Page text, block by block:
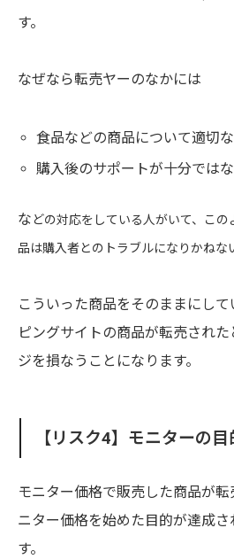
す。
なぜなら転売ヤーのなかには
食品などの商品について適切
購入後のサポートが十分では
などの対応をしている人がいて、こ
品は購入者とのトラブルになりかねな
こういった商品をそのままにし
ピングサイトの商品が転売され
ジを損なうことになります。
【リスク4】モニターの
モニター価格で販売した商品が
ニター価格を始めた目的が達成
す。